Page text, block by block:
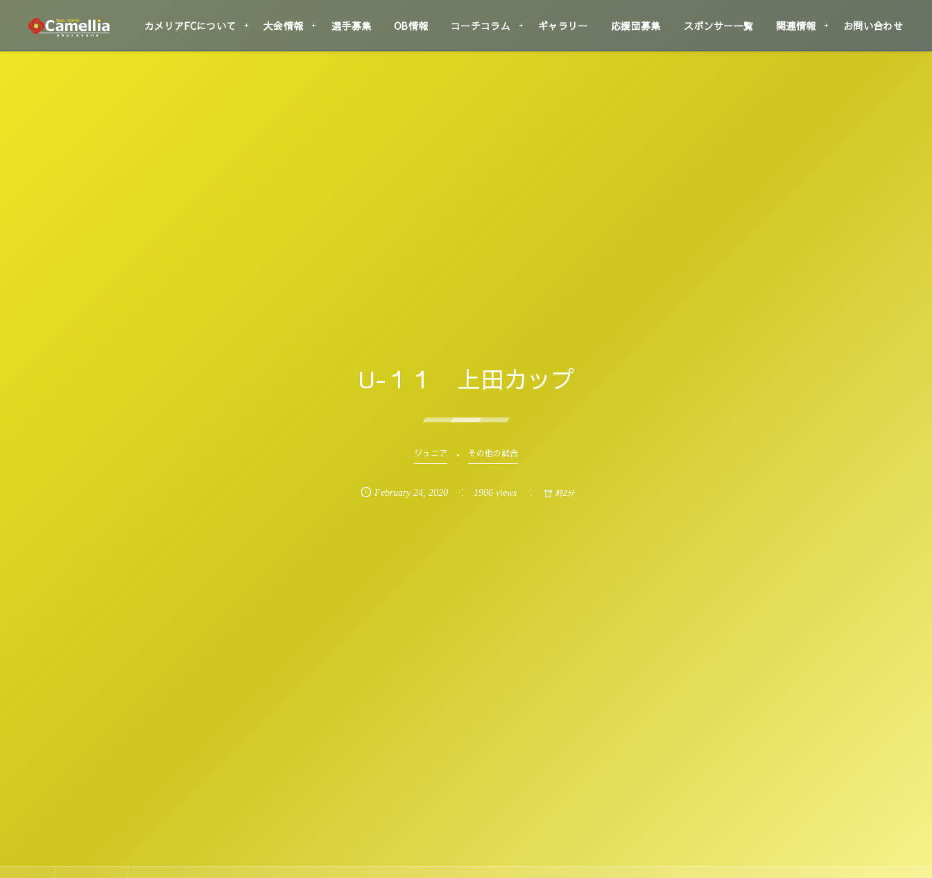
カメリアFCについて 大会情報 選手募集 OB情報 コーチコラム ギャラリー 応援団募集 スポンサー一覧 関連情報 お問い合わせ
U-１１ 上田カップ
ジュニア その他の試合
February 24, 2020 1906 views 約2分